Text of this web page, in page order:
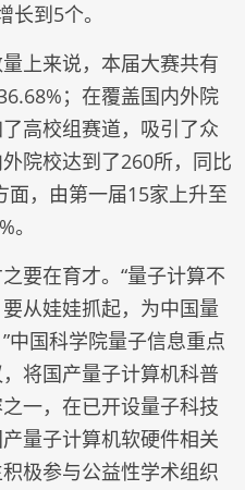
到5个。
上来说，本届大赛共有
；在覆盖国内外院
高校组赛道，吸引了众
院校达到了260所，同比
面，由第一届15家上升至
要在育才。“量子计算不
从娃娃抓起，为中国量
中国科学院量子信息重点
将国产量子计算机科普
一，在已开设量子科技
量子计算机软硬件相关
极参与公益性学术组织